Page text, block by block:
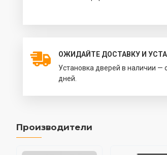
ОЖИДАЙТЕ ДОСТАВКУ И
Установка дверей в наличии —
дней.
Производители